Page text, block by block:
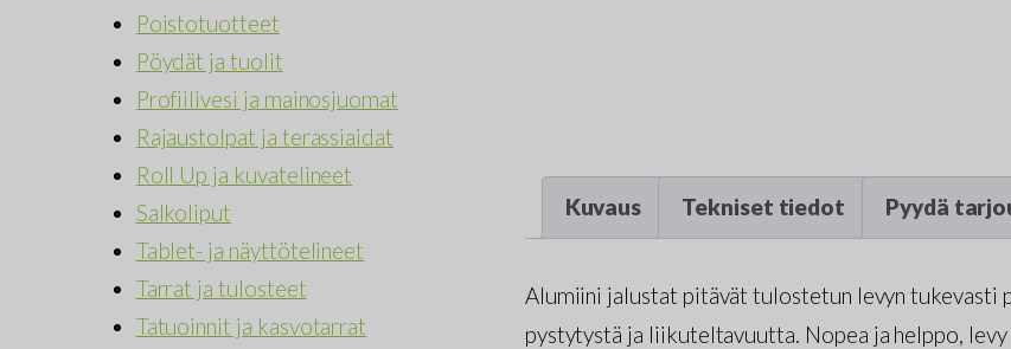
Kuvaus Tekniset tiedot Pyydä
Alumiini jalustat pitävät tulostetun levyn tukevasti
pystytystä ja liikuteltavuutta. Nopea ja helppo,
Poistotuotteet
Pöydät ja tuolit
Profiilivesi ja mainosjuomat
Rajaustolpat ja terassiaidat
Roll Up ja kuvatelineet
Salkoliput
Tablet- ja näyttötelineet
Tarrat ja tulosteet
Tatuoinnit ja kasvotarrat